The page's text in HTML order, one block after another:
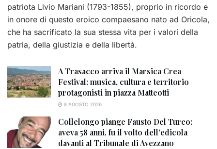
patriota Livio Mariani (1793-1855), proprio in ricordo e
in onore di questo eroico compaesano nato ad Oricola,
che ha sacrificato la sua stessa vita per i valori della
patria, della giustizia e della libertà.
A Trasacco arriva il Marsica Crea
Festival: musica, cultura e territorio
protagonisti in piazza Matteotti
8 AGOSTO 2026
Collelongo piange Fausto Del Turco:
aveva 58 anni, fu il volto dell’edicola
davanti al Tribunale di Avezzano